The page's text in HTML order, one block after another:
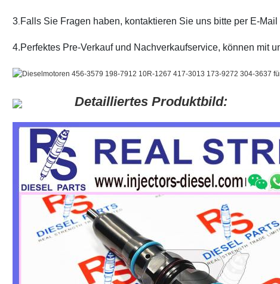
3. Falls Sie Fragen haben, kontaktieren Sie uns bitte per E-Mail
4.Perfektes Pre-Verkauf und Nachverkaufservice, können mit
Detailliertes Produktbild: